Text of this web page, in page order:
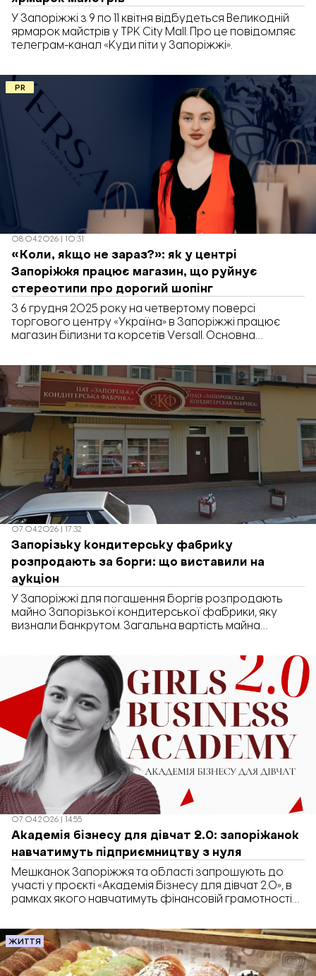
У Запоріжжі з 9 по 11 квітня відбудеться Великодній
ярмарок майстрів у ТРК City Mall. Про це повідомляє
телеграм-канал «Куди піти у Запоріжжі».
PR
08.04.2026 | 10:31
«Коли, якщо не зараз?»: як у центрі
Запоріжжя працює магазин, що руйнує
стереотипи про дорогий шопінг
З 6 грудня 2025 року на четвертому поверсі
торгового центру «Україна» в Запоріжжі працює
магазин білизни та корсетів Versall. Основна
покупця. Власниця Versall Анастасія Іванченко
розповіла «Відбудові. Запоріжжя» про особливості
роботи офлайн-магазину, взаємодію з клієнтками
та плани на розвиток бізнесу.
07.04.2026 | 17:32
Запорізьку кондитерську фабрику
розпродають за борги: що виставили на
аукціон
У Запоріжжі для погашення боргів розпродають
майно Запорізької кондитерської фабрики, яку
визнали банкрутом. Загальна вартість майна
Запоріжжя» з посиланням на Prozorro.Sale.
07.04.2026 | 14:55
Академія бізнесу для дівчат 2.0: запоріжанок
навчатимуть підприємництву з нуля
Мешканок Запоріжжя та області запрошують до
участі у проєкті «Академія бізнесу для дівчат 2.0», в
рамках якого навчатимуть фінансовій грамотності
громадській організації «Жіноча Ліга», яка реалізує
проєкт.
ЖИТТЯ